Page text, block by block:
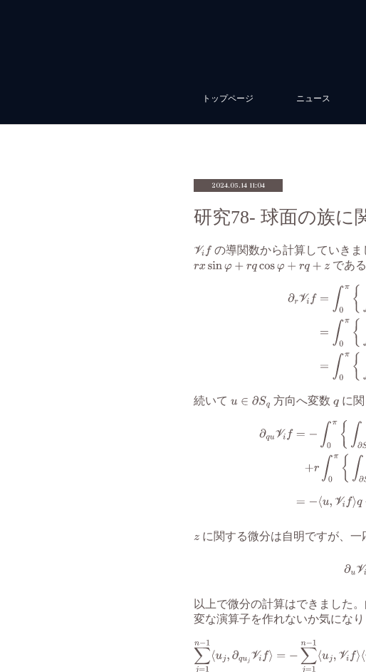
トップページ ニュース
2024.05.14 11:04
研究78- 球面の族に